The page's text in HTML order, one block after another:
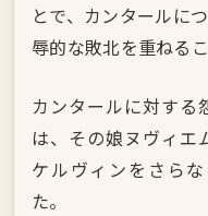
とで、カンタールに
辱的な敗北を重ねるこ
カンタールに対する
は、その娘ヌヴィエ
ケルヴィンをさら
た。